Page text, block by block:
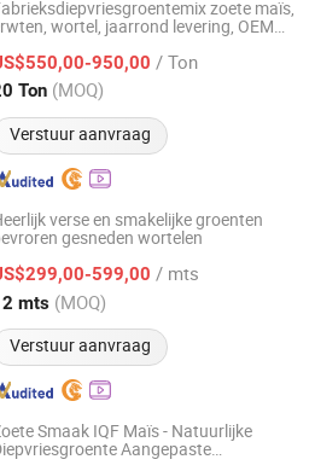
zoete maïs,
wortel, jaarrond levering, OEM
950,00 / Ton
Ton (MOQ)
Verstuur aanvraag
FOODS CO., LTD.
Sinds 2026
verse en smakelijke groenten
gesneden wortelen
599,00 / mts
mts (MOQ)
Verstuur aanvraag
Trade Co., Ltd.
Sinds 2019
Smaak IQF Maïs - Natuurlijke
Aangepaste
Co., Ltd.